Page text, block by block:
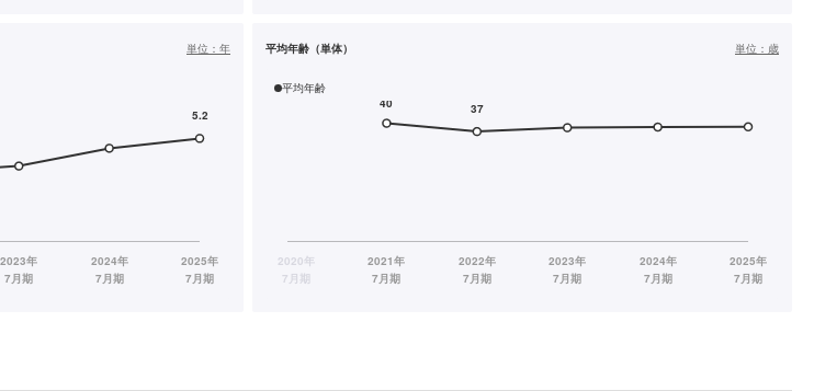
単位： 年 平均年齢（単体） 単位： 歳
平均年齢